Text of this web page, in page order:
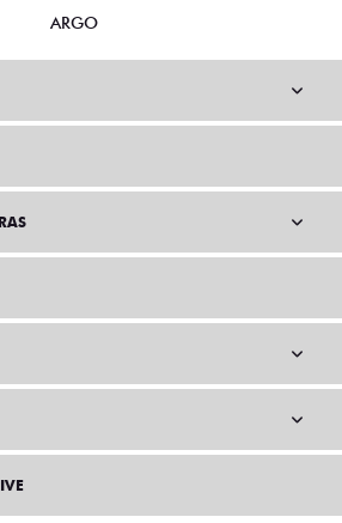
ARGO